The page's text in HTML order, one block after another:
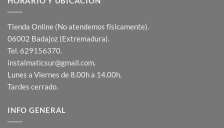
Tienda Online (No atendemos físicamente).
06002 Badajoz (Extremadura).
Tel. 629156370.
instalmaticsur@gmail.com.
Lunes a Viernes de 8.00h a 14.00h.
Tardes cerrado.
INFO GENERAL